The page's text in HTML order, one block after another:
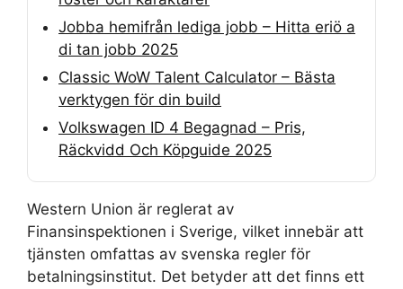
Jobba hemifrån lediga jobb – Hitta eriö a
di tan jobb 2025
Classic WoW Talent Calculator – Bästa
verktygen för din build
Volkswagen ID 4 Begagnad – Pris,
Räckvidd Och Köpguide 2025
Western Union är reglerat av
Finansinspektionen i Sverige, vilket innebär att
tjänsten omfattas av svenska regler för
betalningsinstitut. Det betyder att det finns ett